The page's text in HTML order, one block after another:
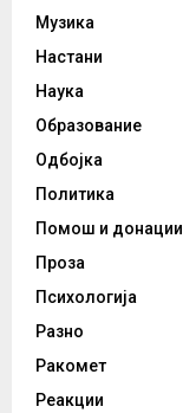
Музика
Настани
Наука
Образование
Одбојка
Политика
Помош и донации
Проза
Психологија
Разно
Ракомет
Реакции